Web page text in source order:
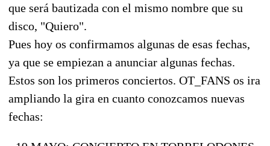
que será bautizada con el mismo nombre que su
disco, "Quiero".
Pues hoy os confirmamos algunas de esas fechas,
ya que se empiezan a anunciar algunas fechas.
Estos son los primeros conciertos. OT_FANS os ira
ampliando la gira en cuanto conozcamos nuevas
fechas: